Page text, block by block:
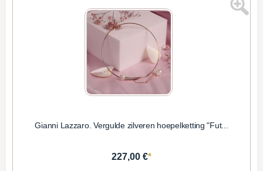
Gianni Lazzaro. Vergulde zilveren hoepelketting "Fut...
227,00 €*